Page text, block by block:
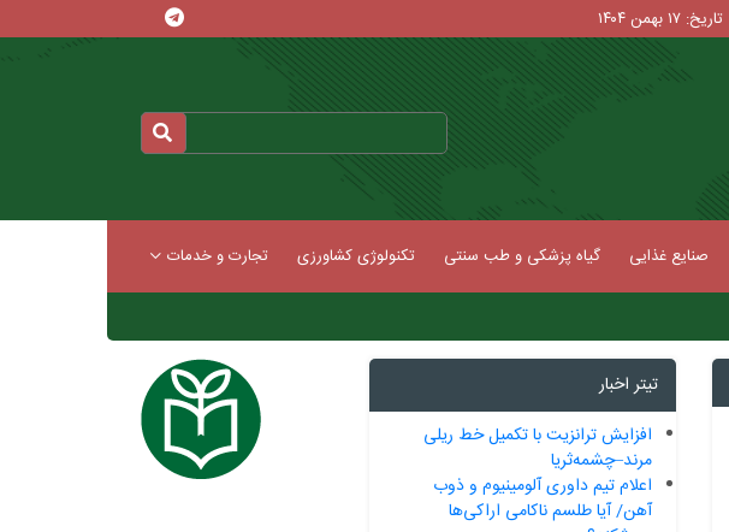
تاریخ: ۱۷ بهمن ۱۴۰۴
صنایع غذایی گیاه پزشکی و طب سنتی تکنولوژی کشاورزی تجارت و خدمات
تیتر اخبار
افزایش ترانزیت با تکمیل خط ریلی
مرند–چشمه‌ثریا
اعلام تیم داوری آلومینیوم و ذوب
آهن/ آیا طلسم ناکامی اراکی‌ها